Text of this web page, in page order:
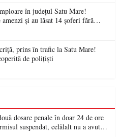
în județul Satu Mare!
și au lăsat 14 șoferi fără
prins în trafic la Satu Mare!
de polițiști
dosare penale în doar 24 de ore
suspendat, celălalt nu a avut